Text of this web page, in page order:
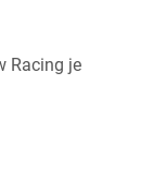
Racing je